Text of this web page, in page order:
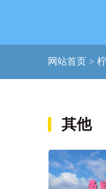
网站首页 >
其他